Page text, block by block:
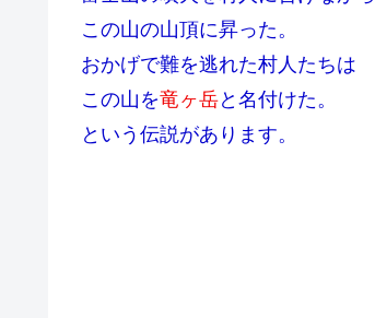
この山の山頂に昇った。
おかげで難を逃れた村人たちは
この山を竜ヶ岳と名付けた。
という伝説があります。